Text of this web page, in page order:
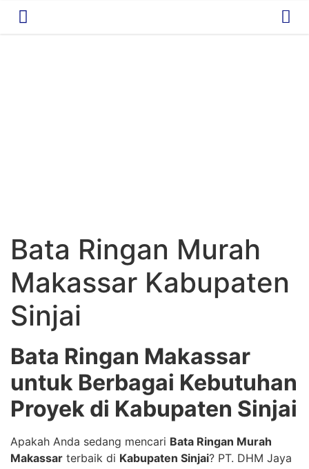
Bata Ringan Murah
Makassar Kabupaten
Sinjai
Bata Ringan Makassar
untuk Berbagai Kebutuhan
Proyek di Kabupaten Sinjai
Apakah Anda sedang mencari Bata Ringan Murah
Makassar terbaik di Kabupaten Sinjai? PT. DHM Jaya